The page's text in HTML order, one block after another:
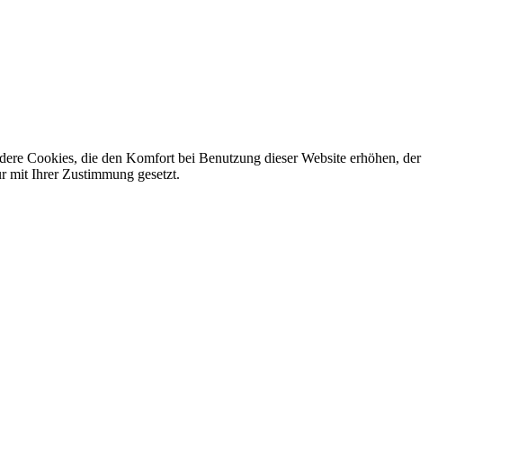
Cookies, die den Komfort bei Benutzung dieser Website erhöhen, der
mit Ihrer Zustimmung gesetzt.